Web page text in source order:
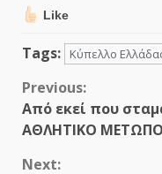
Like
Tags: Κύπελλο
Continue
Reading
Previous:
Από εκεί που
ΑΘΛΗΤΙΚΟ ΜΕΤΩΠΟ
Next: